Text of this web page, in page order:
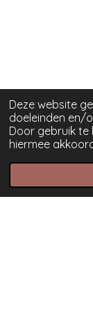
Deze website
doeleinden en/
Door gebruik te
hiermee